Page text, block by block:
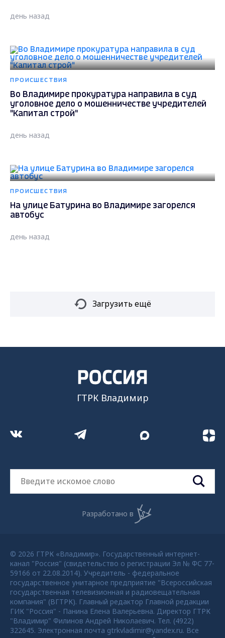
день назад
ПРОИСШЕСТВИЯ
Во Владимире прокуратура направила в суд
уголовное дело о мошенничестве учредителей
"Капитал строй"
день назад
ПРОИСШЕСТВИЯ
На улице Батурина во Владимире загорелся
автобус
день назад
Загрузить ещё
ГТРК Владимир
Разработано в
© 2026 ГТРК «Владимир». Государственный интернет-
канал "Россия" (свидетельство о регистрации Эл № ФС 77-
59166 от 22.08.2014). Учредитель - федеральное
государственное унитарное предприятие "Всероссийская
государственная телевизионная и радиовещательная
компания" (ВГТРК). Главный редактор Главной редакции
ГИК "Россия" - Панина Елена Валерьевна. Директор ГТРК
"Владимир" Филинов Андрей Николаевич. Тел. (4922)
322645. Электронная почта gtrkvladimir@yandex.ru. Все